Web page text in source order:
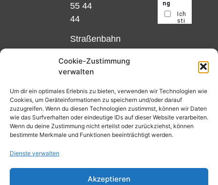
Cookie-Zustimmung
verwalten
Um dir ein optimales Erlebnis zu bieten, verwenden wir Technologien wie
Cookies, um Geräteinformationen zu speichern und/oder darauf
zuzugreifen. Wenn du diesen Technologien zustimmst, können wir Daten
wie das Surfverhalten oder eindeutige IDs auf dieser Website verarbeiten.
Wenn du deine Zustimmung nicht erteilst oder zurückziehst, können
bestimmte Merkmale und Funktionen beeinträchtigt werden.
Dienste verwalten
Akzeptieren
55 44
44
Straßenbahn
und 12,
Matthias-
Beltz-
Platz
oder
Haltestelle